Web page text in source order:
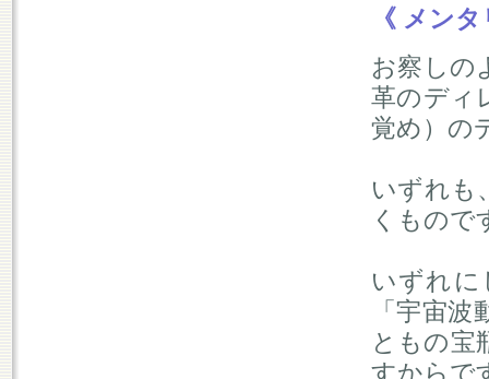
《 メン
お察しの
革のディ
覚め）の
いずれも
くもので
いずれに
「宇宙
ともの宝
すからで